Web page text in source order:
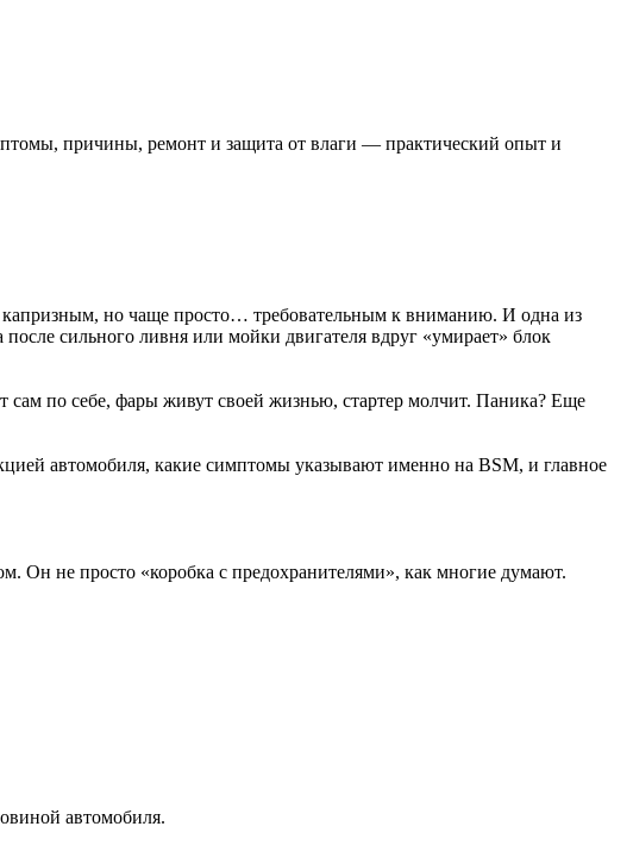
причины, ремонт и защита от влаги — практический опыт и
но чаще просто… требовательным к вниманию. И одна из
сильного ливня или мойки двигателя вдруг «умирает» блок
по себе, фары живут своей жизнью, стартер молчит. Паника? Еще
автомобиля, какие симптомы указывают именно на BSM, и главное
Он не просто «коробка с предохранителями», как многие думают.
автомобиля.